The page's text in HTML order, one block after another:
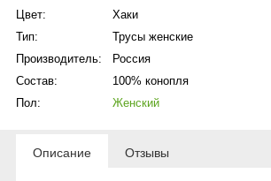
Цвет:
Хаки
Тип:
Трусы женские
Производитель:
Россия
Состав:
100% конопля
Пол:
Женский
Описание Отзывы